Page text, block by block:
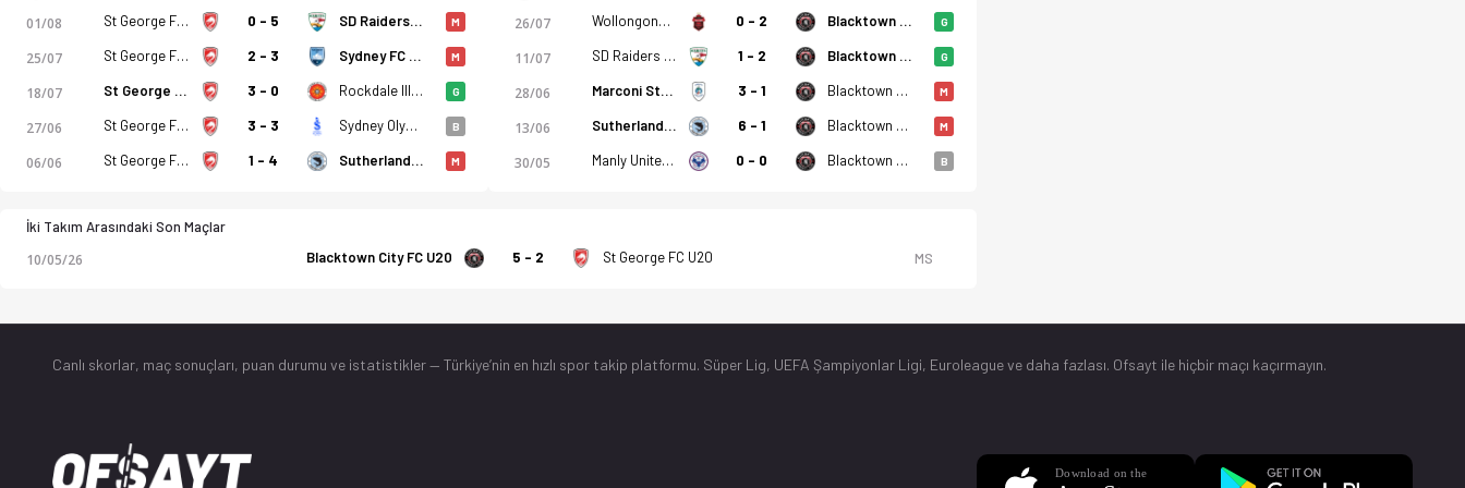
01/08 St George FC U20 0 - 5 SD Raiders U20 M
25/07 St George FC U20 2 - 3 Sydney FC U20 M
18/07 St George FC U20 3 - 0 Rockdale Illinden U20 G
27/06 St George FC U20 3 - 3 Sydney Olympic U20 B
06/06 St George FC U20 1 - 4 Sutherland Sharks U20 M
26/07 Wollongong Wolves U20 0 - 2 Blacktown City FC U20 G
11/07 SD Raiders U20 1 - 2 Blacktown City FC U20 G
28/06 Marconi Stallions FK U20 3 - 1 Blacktown City FC U20 M
13/06 Sutherland Sharks U20 6 - 1 Blacktown City FC U20 M
30/05 Manly United U20 0 - 0 Blacktown City FC U20 B
İki Takım Arasındaki Son Maçlar
10/05/26 Blacktown City FC U20 5 - 2 St George FC U20 MS
Canlı skorlar, maç sonuçları, puan durumu ve istatistikler — Türkiye’nin en hızlı spor takip platformu. Süper Lig, UEFA Şampiyonlar Ligi, Euroleague ve daha fazlası. Ofsayt ile hiçbir maçı kaçırmayın.